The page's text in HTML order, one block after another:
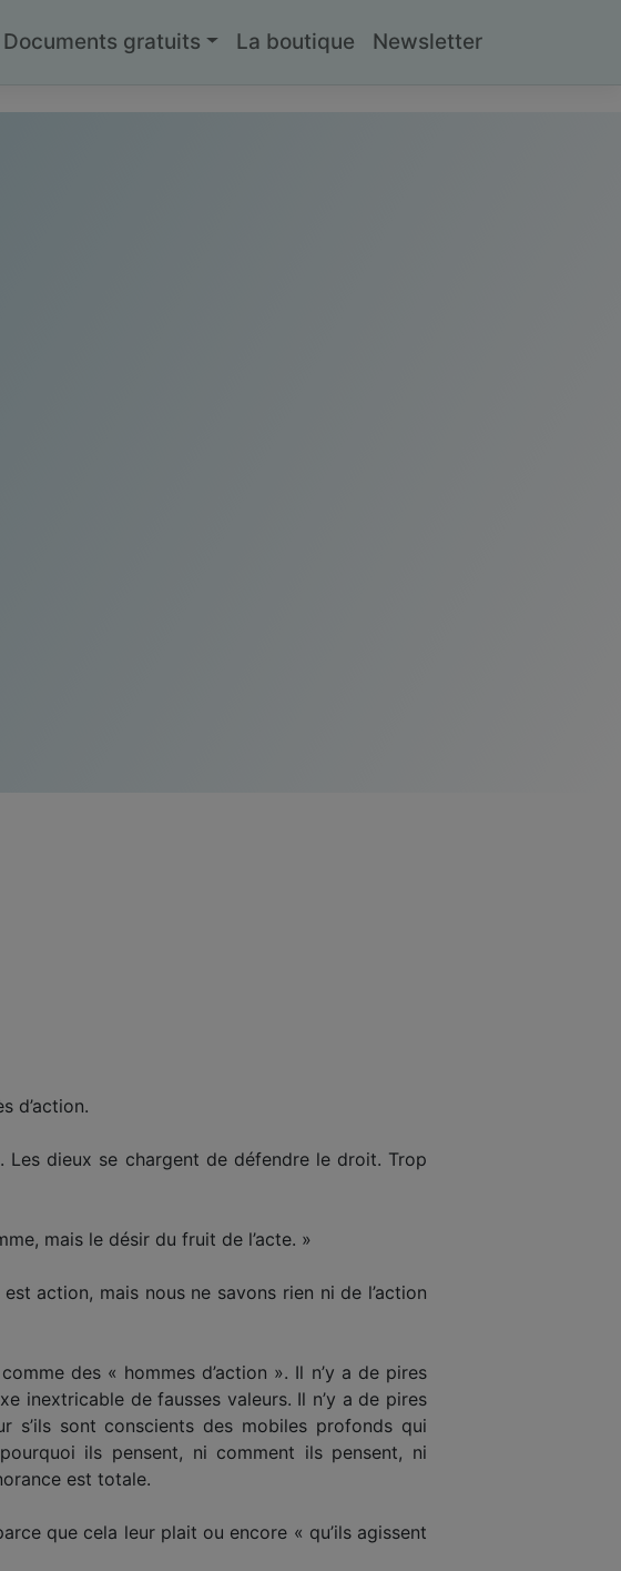
Documents gratuits La boutique Newsletter
d’action.
dieux se chargent de défendre le droit. Trop
mais le désir du fruit de l’acte. »
action, mais nous ne savons rien ni de l’action
des « hommes d’action ». Il n’y a de pires
inextricable de fausses valeurs. Il n’y a de pires
s’ils sont conscients des mobiles profonds qui
ils pensent, ni comment ils pensent, ni
est totale.
que cela leur plait ou encore « qu’ils agissent